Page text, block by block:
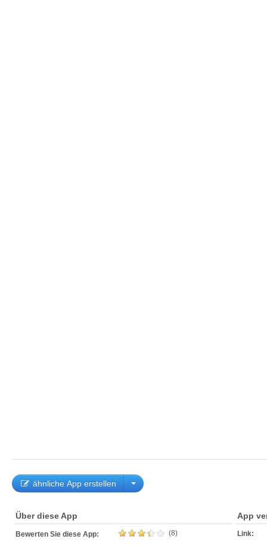
ähnliche App erstellen
Über diese App
Bewerten Sie diese App: (8)
App
Link: